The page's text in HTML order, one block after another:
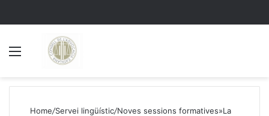
Home/Servei lingüístic/Noves sessions formatives»La